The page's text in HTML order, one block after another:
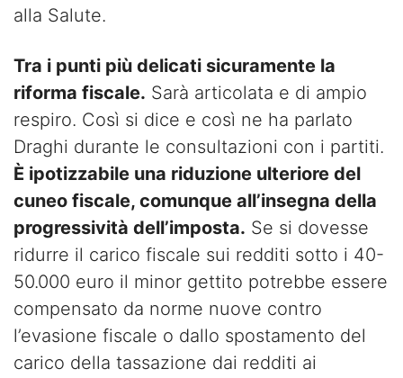
alla Salute.
Tra i punti più delicati sicuramente la
riforma fiscale. Sarà articolata e di ampio
respiro. Così si dice e così ne ha parlato
Draghi durante le consultazioni con i partiti.
È ipotizzabile una riduzione ulteriore del
cuneo fiscale, comunque all’insegna della
progressività dell’imposta. Se si dovesse
ridurre il carico fiscale sui redditi sotto i 40-
50.000 euro il minor gettito potrebbe essere
compensato da norme nuove contro
l’evasione fiscale o dallo spostamento del
carico della tassazione dai redditi ai